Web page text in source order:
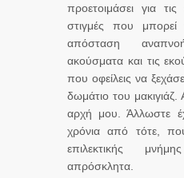
προετοιμάσει για τις
στιγμές που
απόσταση
ακούσματα και τις
που οφείλεις να
δωμάτιο του
αρχή μου. Άλλωστε
χρόνια από τότε,
επιλεκτικής
απρόσκλητα.